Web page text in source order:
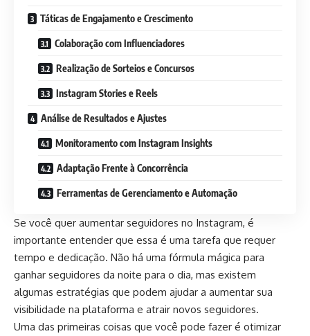
Táticas de Engajamento e Crescimento
Colaboração com Influenciadores
Realização de Sorteios e Concursos
Instagram Stories e Reels
Análise de Resultados e Ajustes
Monitoramento com Instagram Insights
Adaptação Frente à Concorrência
Ferramentas de Gerenciamento e Automação
Se você quer aumentar seguidores no Instagram, é
importante entender que essa é uma tarefa que requer
tempo e dedicação. Não há uma fórmula mágica para
ganhar seguidores da noite para o dia, mas existem
algumas estratégias que podem ajudar a aumentar sua
visibilidade na plataforma e atrair novos seguidores.
Uma das primeiras coisas que você pode fazer é otimizar